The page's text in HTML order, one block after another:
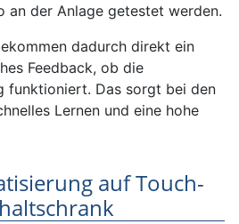
an der Anlage getestet werden.
dadurch direkt ein
Feedback, ob die
funktioniert. Das sorgt bei den
Lernen und eine hohe
auf Touch-